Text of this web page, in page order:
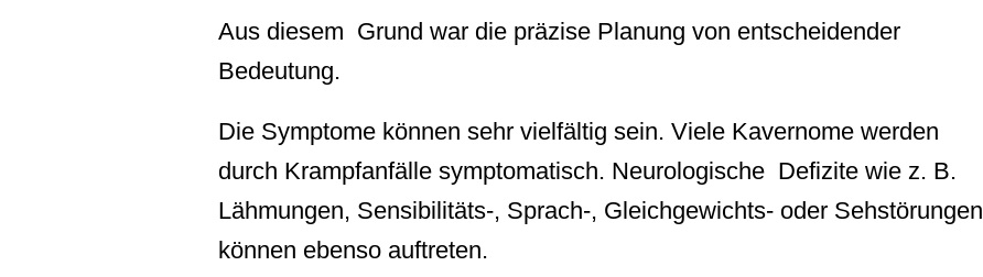
Aus diesem Grund war die präzise Planung von entscheidender
Bedeutung.
Die Symptome können sehr vielfältig sein. Viele Kavernome werden
durch Krampfanfälle symptomatisch. Neurologische Defizite wie z. B.
Lähmungen, Sensibilitäts-, Sprach-, Gleichgewichts- oder Sehstörungen
können ebenso auftreten.